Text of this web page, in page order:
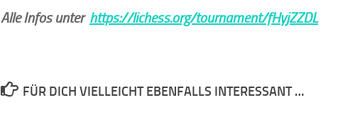
Alle Infos unter https://lichess.org/tournament/fHyjZZDL
FÜR DICH VIELLEICHT EBENFALLS INTERESSANT …